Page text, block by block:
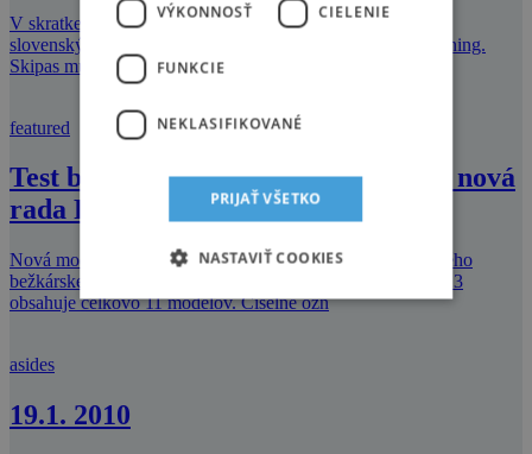
V skratke – cez víkend málo ľudí, avšak pokiaľ sa nekoná
slovenský pohár. Svahy perfektne upravené, vhodné na tréning.
Skipas musíte zaplatiť aj
featured
Test budúcoročných lyží Rossignol – nová
rada Pursuit
Nová modelová rada PURSUIT (názov prevzatý z úspešného
bežkárskeho programu ROSSIGNOLu) pre sezónu 2012-13
obsahuje celkovo 11 modelov. Číselné ozn
asides
19.1. 2010
VÝKONNOSŤ CIELENIE
FUNKCIE
NEKLASIFIKOVANÉ
PRIJAŤ VŠETKO
NASTAVIŤ COOKIES